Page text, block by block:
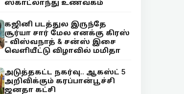
ஸ்காட்லாந்து உணவகம்
கஜினி படத்துல இருந்தே
சூர்யா சார் மேல எனக்கு கிரஸ்
- விஸ்வநாத் & சன்ஸ் இசை
வெளியீட்டு விழாவில் மமிதா
அடுத்தகட்ட நகர்வு.. ஆகஸ்ட் 5
அறிவிக்கும் கரப்பான்பூச்சி
ஜனதா கட்சி